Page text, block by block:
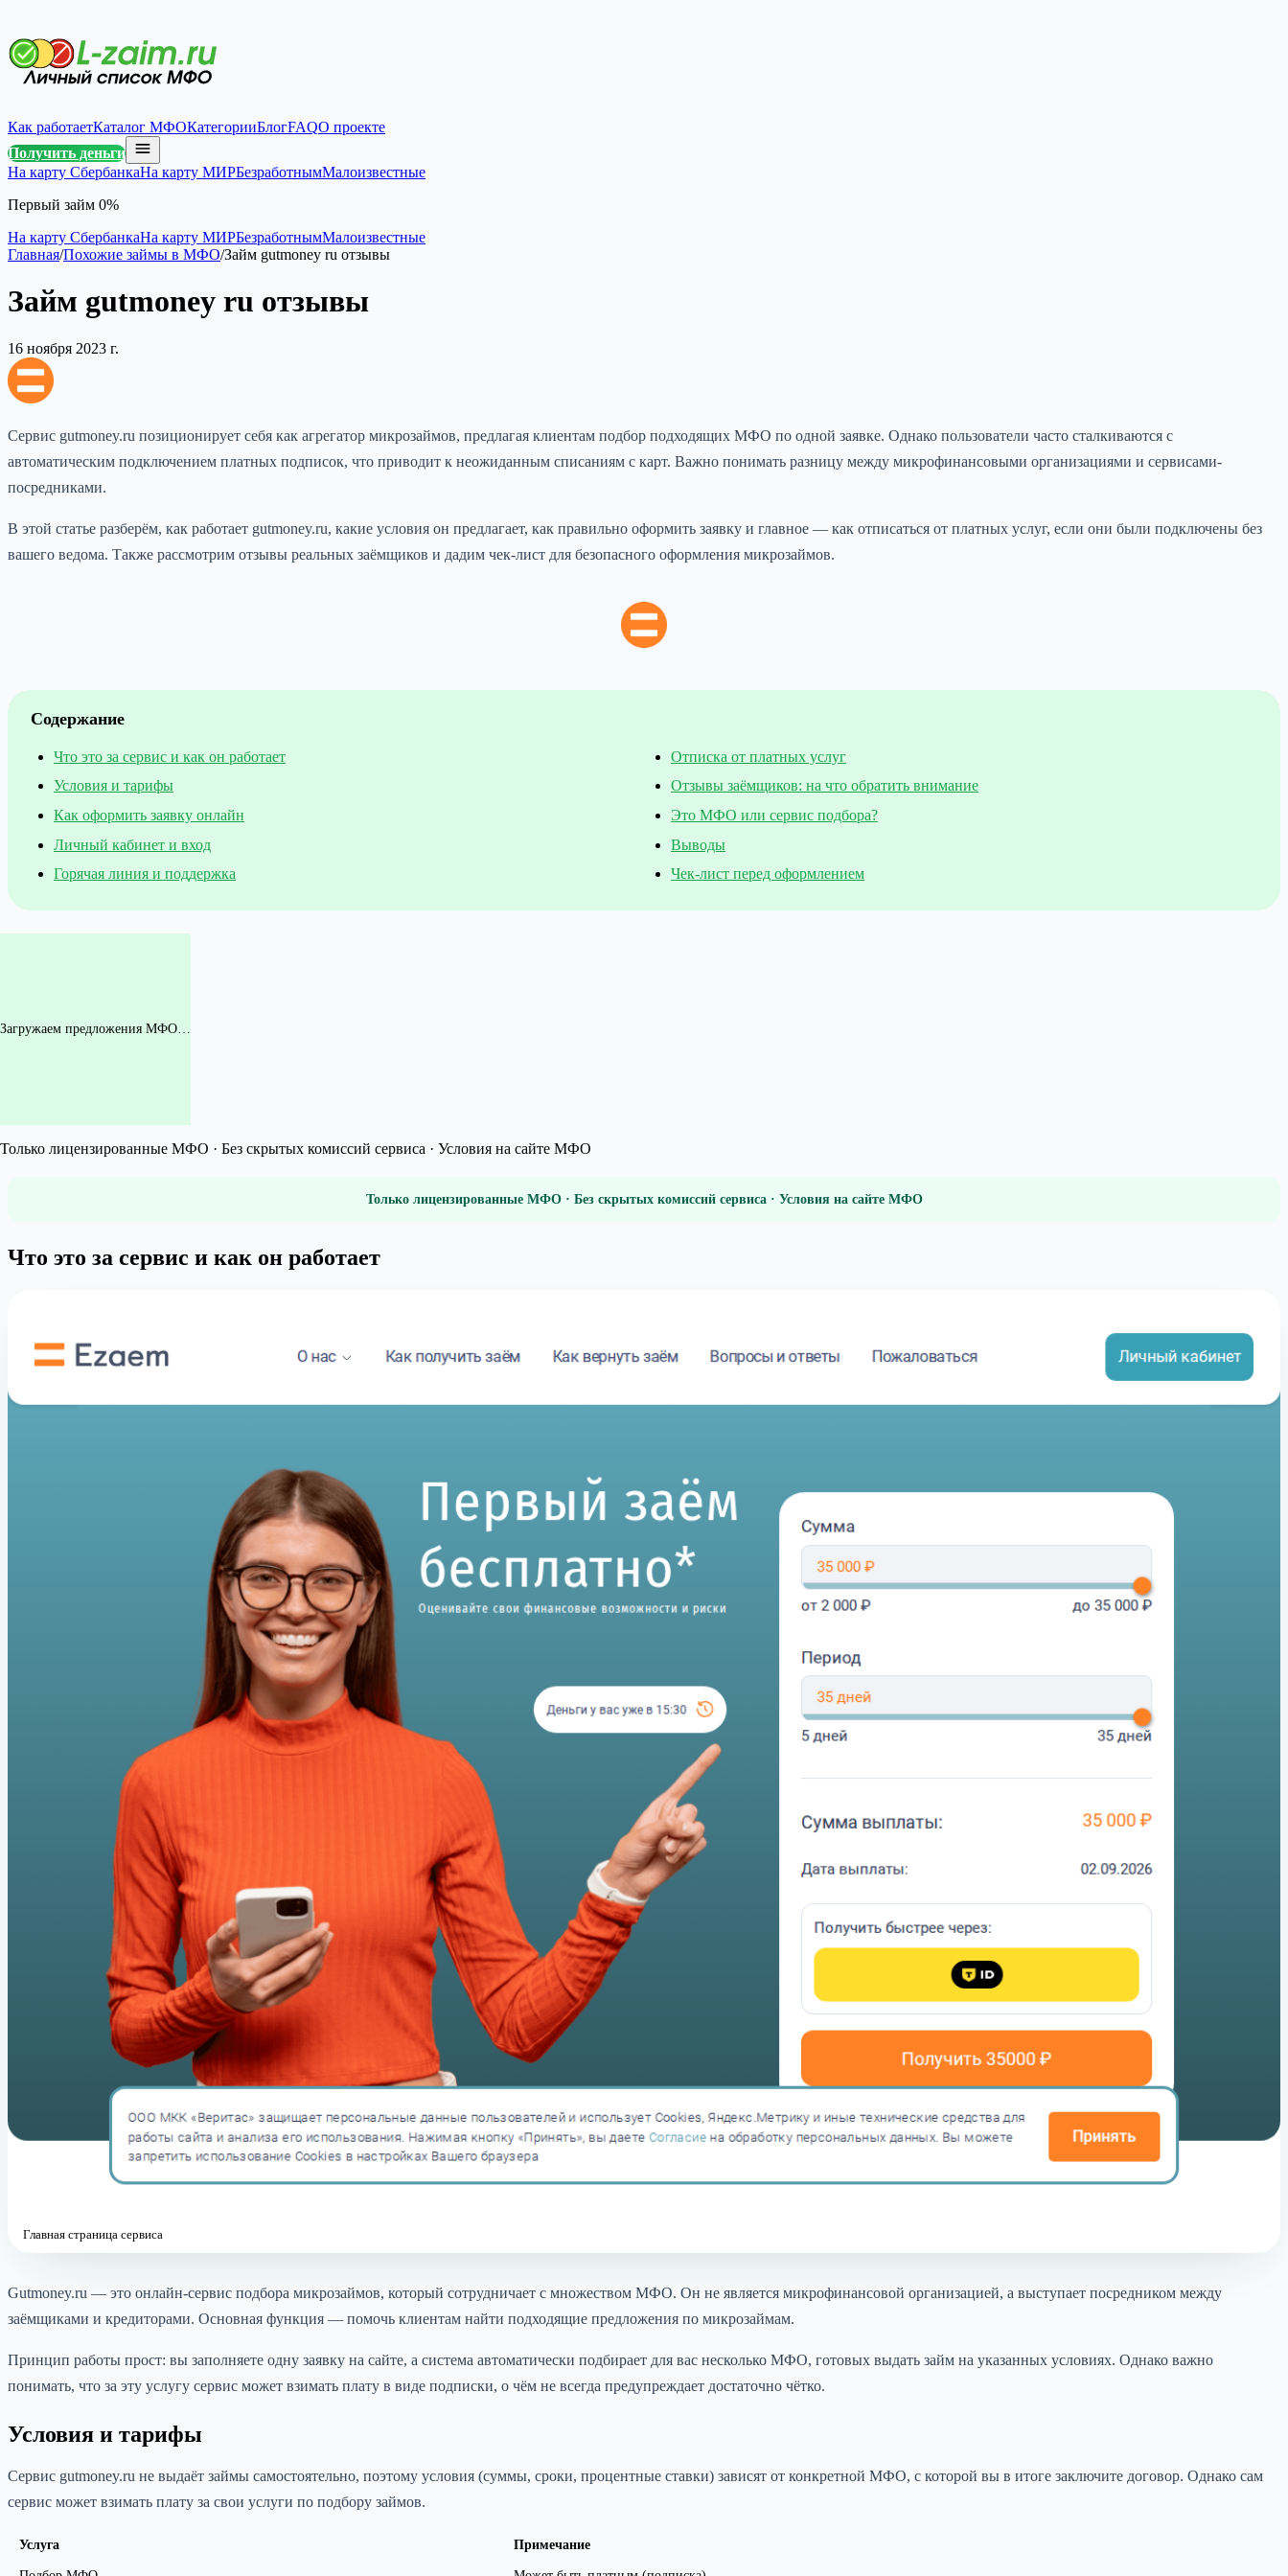
Как работаетКаталог МФОКатегорииБлогFAQО проекте
Получить деньги
На карту СбербанкаНа карту МИРБезработнымМалоизвестные
Первый займ 0%
На карту СбербанкаНа карту МИРБезработнымМалоизвестные
Главная/Похожие займы в МФО/Займ gutmoney ru отзывы
Займ gutmoney ru отзывы
16 ноября 2023 г.
Сервис gutmoney.ru позиционирует себя как агрегатор микрозаймов, предлагая клиентам подбор подходящих МФО по одной заявке. Однако пользователи часто сталкиваются с
автоматическим подключением платных подписок, что приводит к неожиданным списаниям с карт. Важно понимать разницу между микрофинансовыми организациями и сервисами-
посредниками.
В этой статье разберём, как работает gutmoney.ru, какие условия он предлагает, как правильно оформить заявку и главное — как отписаться от платных услуг, если они были подключены без
вашего ведома. Также рассмотрим отзывы реальных заёмщиков и дадим чек-лист для безопасного оформления микрозаймов.
Содержание
Что это за сервис и как он работает
Условия и тарифы
Как оформить заявку онлайн
Личный кабинет и вход
Горячая линия и поддержка
Отписка от платных услуг
Отзывы заёмщиков: на что обратить внимание
Это МФО или сервис подбора?
Выводы
Чек-лист перед оформлением
Загружаем предложения МФО…
Только лицензированные МФО · Без скрытых комиссий сервиса · Условия на сайте МФО
Только лицензированные МФО · Без скрытых комиссий сервиса · Условия на сайте МФО
Что это за сервис и как он работает
Главная страница сервиса
Gutmoney.ru — это онлайн-сервис подбора микрозаймов, который сотрудничает с множеством МФО. Он не является микрофинансовой организацией, а выступает посредником между
заёмщиками и кредиторами. Основная функция — помочь клиентам найти подходящие предложения по микрозаймам.
Принцип работы прост: вы заполняете одну заявку на сайте, а система автоматически подбирает для вас несколько МФО, готовых выдать займ на указанных условиях. Однако важно
понимать, что за эту услугу сервис может взимать плату в виде подписки, о чём не всегда предупреждает достаточно чётко.
Условия и тарифы
Сервис gutmoney.ru не выдаёт займы самостоятельно, поэтому условия (суммы, сроки, процентные ставки) зависят от конкретной МФО, с которой вы в итоге заключите договор. Однако сам
сервис может взимать плату за свои услуги по подбору займов.
Услуга Примечание